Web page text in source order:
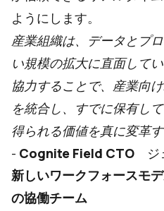
ようにします。
産業組織は、データとプ
い規模の拡大に直面して
協力することで、産業向
を統合し、すでに保有し
得られる価値を真に変革
- Cognite Field CTO ジ
新しいワークフォースモ
の協働チーム